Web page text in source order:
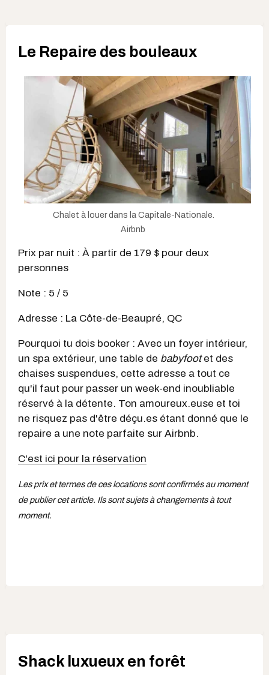
Le Repaire des bouleaux
Chalet à louer dans la Capitale-Nationale.
Airbnb
Prix par nuit : À partir de 179 $ pour deux
personnes
Note : 5 / 5
Adresse : La Côte-de-Beaupré, QC
Pourquoi tu dois booker : Avec un foyer intérieur,
un spa extérieur, une table de babyfootet des
chaises suspendues, cette adresse a tout ce
qu'il faut pour passer un week-end inoubliable
réservé à la détente. Ton amoureux.euse et toi
ne risquez pas d'être déçu.es étant donné que le
repaire a une note parfaite sur Airbnb.
C'est ici pour la réservation
Les prix et termes de ces locations sont confirmés au moment
de publier cet article. Ils sont sujets à changements à tout
moment.
Shack luxueux en forêt